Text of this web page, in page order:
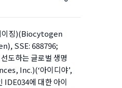
이징)(Biocytogen
SSE: 688796;
도하는 글로벌 생명
Inc.)(‘아이디야’,
에 대한 아이